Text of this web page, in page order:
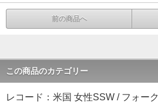
前の商品へ
この商品のカテゴリー
レコード：米国 女性SSW / フォーク